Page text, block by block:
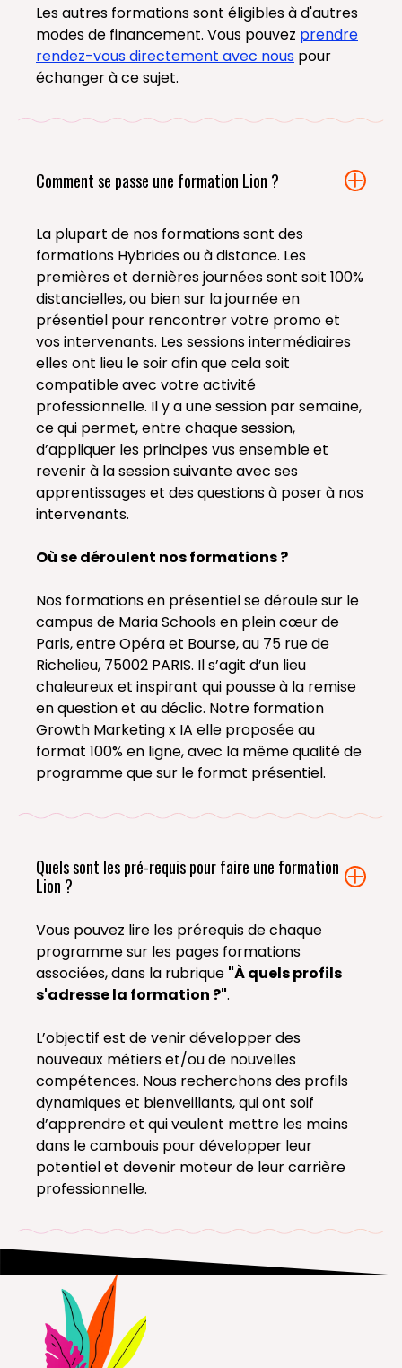
Les autres formations sont éligibles à d'autres
modes de financement. Vous pouvez prendre
rendez-vous directement avec nous pour
échanger à ce sujet.
Comment se passe une formation Lion ?
La plupart de nos formations sont des
formations Hybrides ou à distance. Les
premières et dernières journées sont soit 100%
distancielles, ou bien sur la journée en
présentiel pour rencontrer votre promo et
vos intervenants. Les sessions intermédiaires
elles ont lieu le soir afin que cela soit
compatible avec votre activité
professionnelle. Il y a une session par semaine,
ce qui permet, entre chaque session,
d’appliquer les principes vus ensemble et
revenir à la session suivante avec ses
apprentissages et des questions à poser à nos
intervenants.
Où se déroulent nos formations ?
Nos formations en présentiel se déroule sur le
campus de Maria Schools en plein cœur de
Paris, entre Opéra et Bourse, au 75 rue de
Richelieu, 75002 PARIS. Il s’agit d’un lieu
chaleureux et inspirant qui pousse à la remise
en question et au déclic. Notre formation
Growth Marketing x IA elle proposée au
format 100% en ligne, avec la même qualité de
programme que sur le format présentiel.
Quels sont les pré-requis pour faire une formation
Lion ?
Vous pouvez lire les prérequis de chaque
programme sur les pages formations
associées, dans la rubrique "À quels profils
s'adresse la formation ?".
L’objectif est de venir développer des
nouveaux métiers et/ou de nouvelles
compétences. Nous recherchons des profils
dynamiques et bienveillants, qui ont soif
d’apprendre et qui veulent mettre les mains
dans le cambouis pour développer leur
potentiel et devenir moteur de leur carrière
professionnelle.